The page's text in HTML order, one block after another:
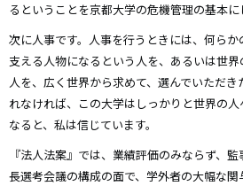
るということを京都大学の危機管理の基本に
次に人事です。人事を行うときには、何ら
支える人物になるという人を、あるいは世
人を、広く世界から求めて、選んでいただ
れなければ、この大学はしっかりと世界の
なると、私は信じています。
『法人法案』では、業績評価のみならず、
長選考会議の構成の面で、学外者の大幅な関